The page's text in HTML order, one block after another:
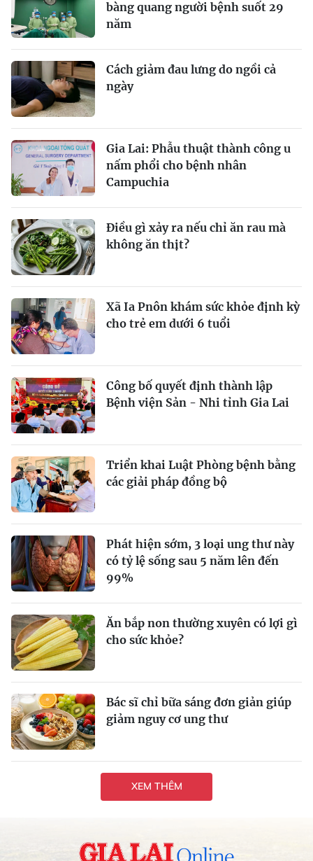
bàng quang người bệnh suốt 29
năm
Cách giảm đau lưng do ngồi cả
ngày
Gia Lai: Phẫu thuật thành công u
nấm phổi cho bệnh nhân
Campuchia
Điều gì xảy ra nếu chỉ ăn rau mà
không ăn thịt?
Xã Ia Pnôn khám sức khỏe định kỳ
cho trẻ em dưới 6 tuổi
Công bố quyết định thành lập
Bệnh viện Sản - Nhi tỉnh Gia Lai
Triển khai Luật Phòng bệnh bằng
các giải pháp đồng bộ
Phát hiện sớm, 3 loại ung thư này
có tỷ lệ sống sau 5 năm lên đến
99%
Ăn bắp non thường xuyên có lợi gì
cho sức khỏe?
Bác sĩ chỉ bữa sáng đơn giản giúp
giảm nguy cơ ung thư
XEM THÊM